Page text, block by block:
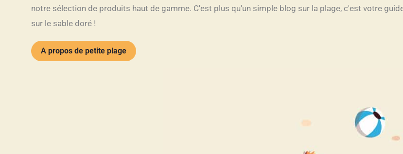
notre sélection de produits haut de gamme. C'est plus qu'un simple blog sur la plage, c'est votre
sur le sable doré !
A propos de petite plage